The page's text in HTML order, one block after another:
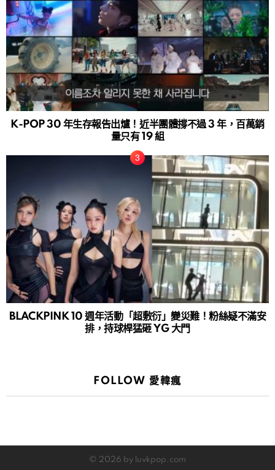
K-POP 30 年生存報告出爐！近半團體撐不過 3 年，百萬銷
量只有 19 組
BLACKPINK 10 週年活動「超敷衍」變災難！粉絲疑不滿安
排，持球桿猛砸 YG 大門
FOLLOW 愛韓瘋
© 2026 by luvkpop.com